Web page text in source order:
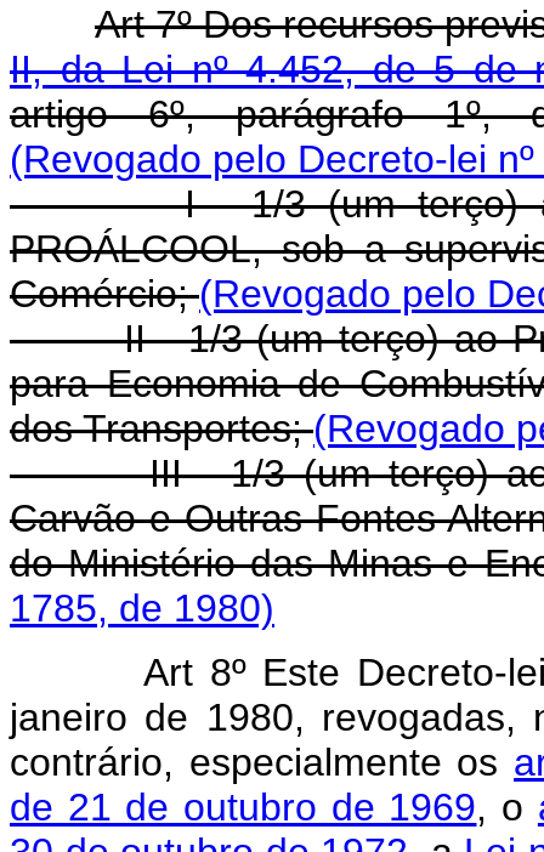
Art 7º Dos recursos
II, da Lei nº 4.452, de 5 de
artigo 6º, parágrafo 1º,
(Revogado pelo Decreto-lei
I - 1/3 (um terço) ao
PROÁLCOOL, sob a
Comércio;(Revogado pelo
II - 1/3 (um terço) ao
para Economia de
dos Transportes;(Revogado
III - 1/3 (um terço) ao
Carvão e Outras Fontes
do Ministério das Minas e
1785, de 1980)
Art 8º Este Decreto-
janeiro de 1980, revogadas,
contrário, especialmente os
de 21 de outubro de 1969, o